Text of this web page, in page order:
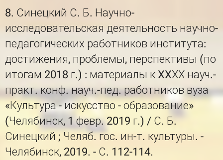
8. Синецкий С. Б. Научно-
исследовательская деятельность научно-
педагогических работников института:
достижения, проблемы, перспективы (по
итогам 2018 г.) : материалы к XXХХ науч.-
практ. конф. науч.-пед. работников вуза
«Культура - искусство - образование»
(Челябинск, 1 февр. 2019 г.) / С. Б.
Синецкий ; Челяб. гос. ин-т. культуры. -
Челябинск, 2019. - С. 112-114.